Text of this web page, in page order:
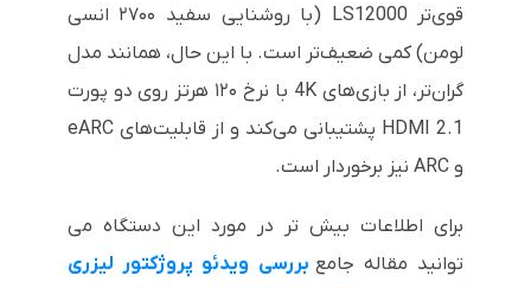
قوی‌تر LS12000 (با روشنایی سفید ۲۷۰۰ انسی
لومن) کمی ضعیف‌تر است. با این حال، همانند مدل
گران‌تر، از بازی‌های 4K با نرخ ۱۲۰ هرتز روی دو پورت
HDMI 2.1 پشتیبانی می‌کند و از قابلیت‌های eARC
و ARC نیز برخوردار است.
برای اطلاعات بیش تر در مورد این دستگاه می
توانید مقاله جامع بررسی ویدئو پروژکتور لیزری